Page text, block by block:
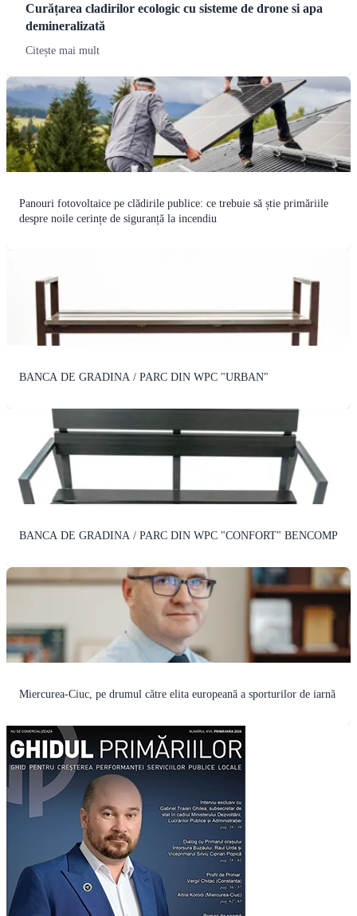
Curățarea cladirilor ecologic cu sisteme de drone si apa
demineralizată
Citește mai mult
Panouri fotovoltaice pe clădirile publice: ce trebuie să știe primăriile
despre noile cerințe de siguranță la incendiu
BANCA DE GRADINA / PARC DIN WPC "URBAN"
BANCA DE GRADINA / PARC DIN WPC "CONFORT" BENCOMP
Miercurea-Ciuc, pe drumul către elita europeană a sporturilor de iarnă